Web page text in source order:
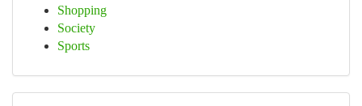
Shopping
Society
Sports